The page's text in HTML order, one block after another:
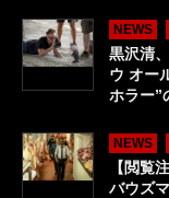
NEWS
黒沢清
ウ オー
ホラー”
NEWS
【閲覧
バウズ